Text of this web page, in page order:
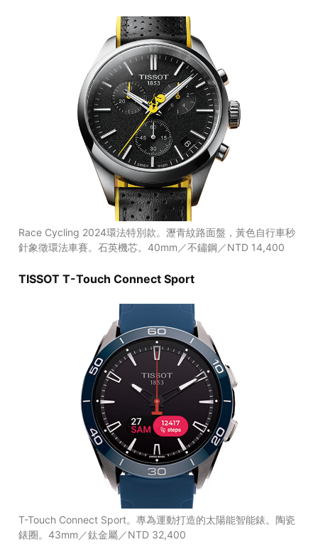
Race Cycling 2024環法特別款。瀝青紋路面盤，黃色自行車秒
針象徵環法車賽。石英機芯。40mm／不鏽鋼／NTD 14,400
TISSOT T-Touch Connect Sport
T-Touch Connect Sport。專為運動打造的太陽能智能錶。陶瓷
錶圈。43mm／鈦金屬／NTD 32,400